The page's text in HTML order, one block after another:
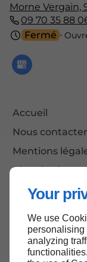
Your
We use
personalising
analyzing
Morne Vergain,
09 70 35 88
Fermé ⋅
Accueil
Nous contacter
Mentions
Plan du site